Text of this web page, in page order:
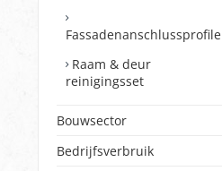
Fassadenanschlussprofile
Raam & deur
reinigingsset
Bouwsector
Bedrijfsverbruik